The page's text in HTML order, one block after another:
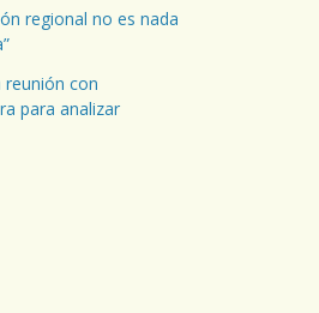
regional no es nada
con
para analizar